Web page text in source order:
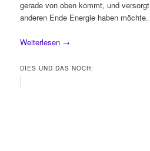
gerade von oben kommt, und
anderen Ende Energie haben möchte.
Weiterlesen →
DIES UND DAS NOCH: